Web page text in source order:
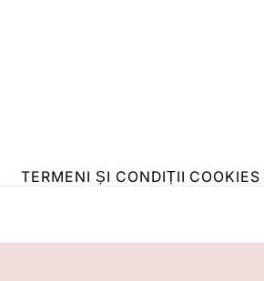
TERMENI ȘI CONDIȚII COOKIES